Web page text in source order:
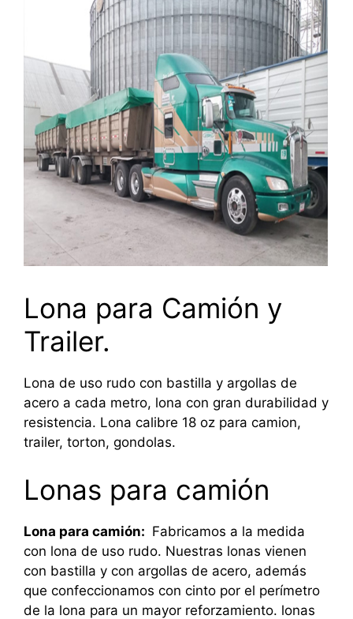
Lona para Camión y
Trailer.
Lona de uso rudo con bastilla y argollas de
acero a cada metro, lona con gran durabilidad y
resistencia. Lona calibre 18 oz para camion,
trailer, torton, gondolas.
Lonas para camión
Lona para camión: Fabricamos a la medida
con lona de uso rudo. Nuestras lonas vienen
con bastilla y con argollas de acero, además
que confeccionamos con cinto por el perímetro
de la lona para un mayor reforzamiento. lonas